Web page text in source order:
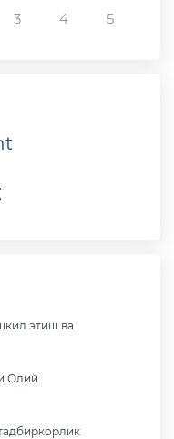
3 4 5
этиш ва
Олий